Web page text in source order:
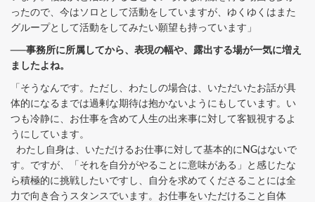
ったので、今はソロとして活動をしていますが、ゆくゆくはまた
グループとして活動をしてみたい願望も持っています」
──事務所に所属してから、表現の幅や、露出する場が一気に増え
ましたよね。
「そうなんです。ただし、わたしの場合は、いただいたお話が具
体的になるまでは過剰な期待は抱かないようにもしています。い
つも冷静に、お仕事を含めて人生の出来事に対して客観視するよ
うにしています。
わたし自身は、いただけるお仕事に対して基本的にNGはないで
す。ですが、「それを自分がやることに意味がある」と感じたな
ら積極的に挑戦したいですし、自分を求めてくださることには全
力で向き合うスタンスでいます。お仕事をいただけること自体